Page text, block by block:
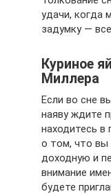
удачи, когда
задумку —
Куриное
Миллера
Если во сне
наяву ждите
находитесь
о том, что вы
доходную и
внимание
будете